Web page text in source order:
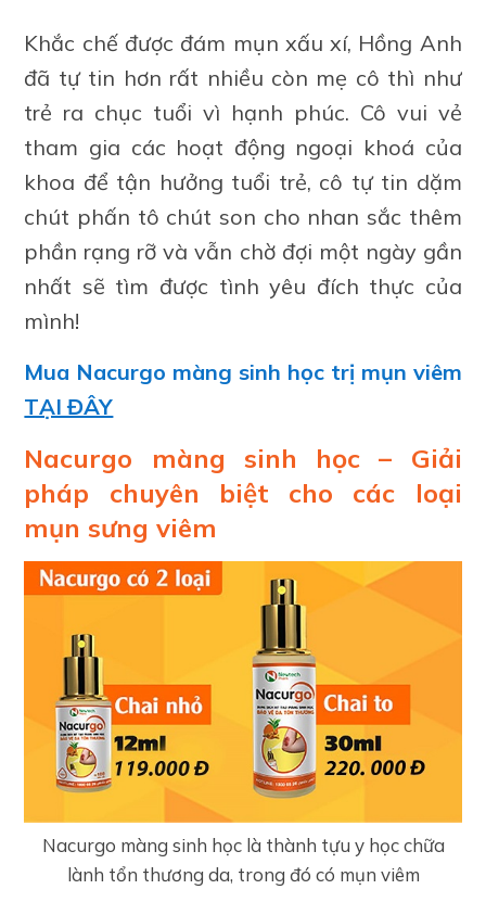
Khắc chế được đám mụn xấu xí, Hồng Anh
đã tự tin hơn rất nhiều còn mẹ cô thì như
trẻ ra chục tuổi vì hạnh phúc. Cô vui vẻ
tham gia các hoạt động ngoại khoá của
khoa để tận hưởng tuổi trẻ, cô tự tin dặm
chút phấn tô chút son cho nhan sắc thêm
phần rạng rỡ và vẫn chờ đợi một ngày gần
nhất sẽ tìm được tình yêu đích thực của
mình!
Mua Nacurgo màng sinh học trị mụn viêm
TẠI ĐÂY
Nacurgo màng sinh học – Giải
pháp chuyên biệt cho các loại
mụn sưng viêm
Nacurgo màng sinh học là thành tựu y học chữa
lành tổn thương da, trong đó có mụn viêm